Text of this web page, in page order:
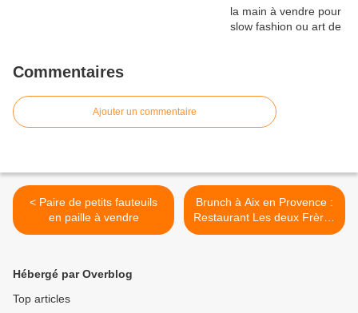
Commentaires
Ajouter un commentaire
< Paire de petits fauteuils
en paille à vendre
Brunch à Aix en Provence :
Restaurant Les deux Frères
>
Hébergé par Overblog
Top articles